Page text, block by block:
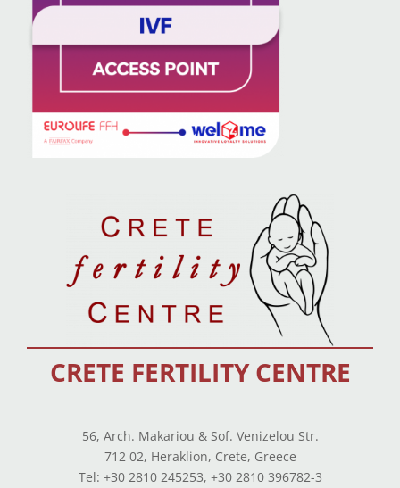
CRETE FERTILITY CENTRE
56, Arch. Makariou & Sof. Venizelou Str.
712 02, Heraklion, Crete, Greece
Tel: +30 2810 245253, +30 2810 396782-3